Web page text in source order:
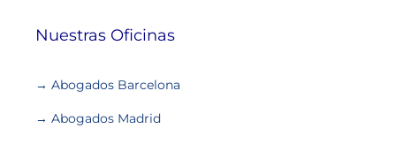
Nuestras Oficinas
→ Abogados Barcelona
→ Abogados Madrid